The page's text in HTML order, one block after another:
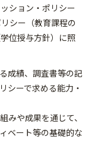
ション・ポリシー
シー（教育課程の
位授与方針）に照
成績、調査書等の記
シーで求める能力・
みや成果を通じて、
ベート等の基礎的な